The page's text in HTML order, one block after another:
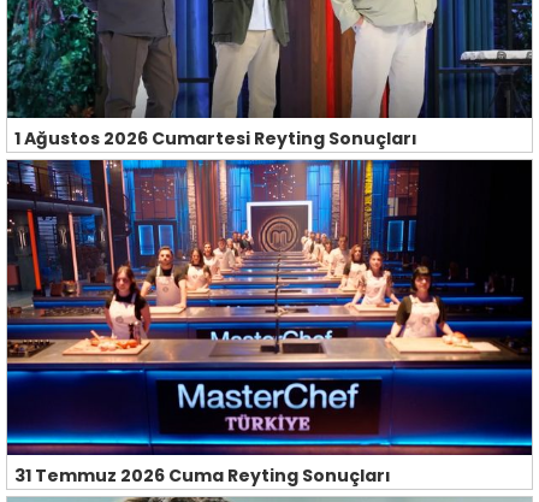
1 Ağustos 2026 Cumartesi Reyting Sonuçları
31 Temmuz 2026 Cuma Reyting Sonuçları